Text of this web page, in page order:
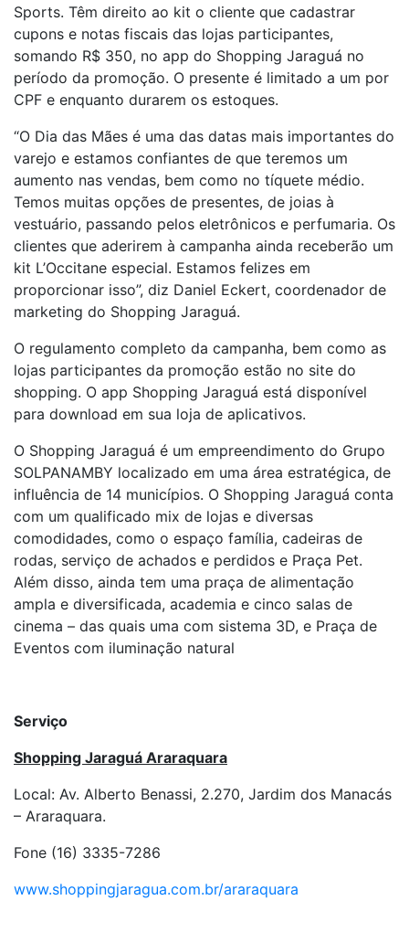
Sports. Têm direito ao kit o cliente que cadastrar
cupons e notas fiscais das lojas participantes,
somando R$ 350, no app do Shopping Jaraguá no
período da promoção. O presente é limitado a um por
CPF e enquanto durarem os estoques.
“O Dia das Mães é uma das datas mais importantes do
varejo e estamos confiantes de que teremos um
aumento nas vendas, bem como no tíquete médio.
Temos muitas opções de presentes, de joias à
vestuário, passando pelos eletrônicos e perfumaria. Os
clientes que aderirem à campanha ainda receberão um
kit L’Occitane especial. Estamos felizes em
proporcionar isso”, diz Daniel Eckert, coordenador de
marketing do Shopping Jaraguá.
O regulamento completo da campanha, bem como as
lojas participantes da promoção estão no site do
shopping. O app Shopping Jaraguá está disponível
para download em sua loja de aplicativos.
O Shopping Jaraguá é um empreendimento do Grupo
SOLPANAMBY localizado em uma área estratégica, de
influência de 14 municípios. O Shopping Jaraguá conta
com um qualificado mix de lojas e diversas
comodidades, como o espaço família, cadeiras de
rodas, serviço de achados e perdidos e Praça Pet.
Além disso, ainda tem uma praça de alimentação
ampla e diversificada, academia e cinco salas de
cinema – das quais uma com sistema 3D, e Praça de
Eventos com iluminação natural
Serviço
Shopping Jaraguá Araraquara
Local: Av. Alberto Benassi, 2.270, Jardim dos Manacás
– Araraquara.
Fone (16) 3335-7286
www.shoppingjaragua.com.br/araraquara